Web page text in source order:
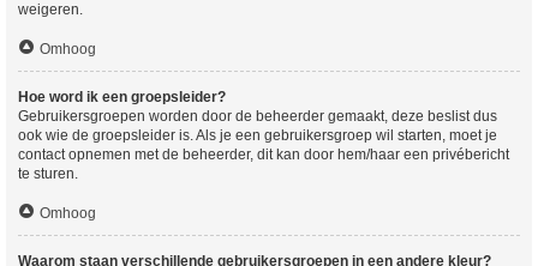
weigeren.
Omhoog
Hoe word ik een groepsleider?
Gebruikersgroepen worden door de beheerder gemaakt, deze beslist dus
ook wie de groepsleider is. Als je een gebruikersgroep wil starten, moet je
contact opnemen met de beheerder, dit kan door hem/haar een privébericht
te sturen.
Omhoog
Waarom staan verschillende gebruikersgroepen in een andere kleur?